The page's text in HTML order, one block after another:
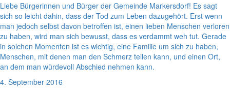
Liebe Bürgerinnen und Bürger der Gemeinde Markersdorf! Es sagt
sich so leicht dahin, dass der Tod zum Leben dazugehört. Erst wenn
man jedoch selbst davon betroffen ist, einen lieben Menschen verloren
zu haben, wird man sich bewusst, dass es verdammt weh tut. Gerade
in solchen Momenten ist es wichtig, eine Familie um sich zu haben,
Menschen, mit denen man den Schmerz teilen kann, und einen Ort,
an dem man würdevoll Abschied nehmen kann.
4. September 2016